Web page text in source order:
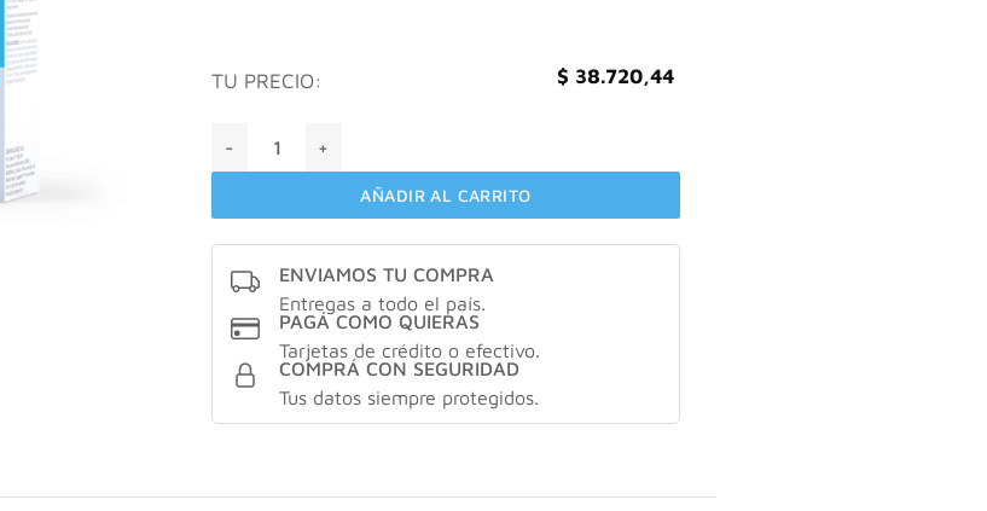
TU PRECIO: $ 38.720,44
AÑADIR AL CARRITO
ENVIAMOS TU COMPRA
Entregas a todo el país.
PAGÁ COMO QUIERAS
Tarjetas de crédito o efectivo.
COMPRÁ CON SEGURIDAD
Tus datos siempre protegidos.